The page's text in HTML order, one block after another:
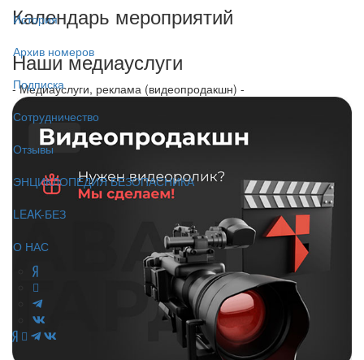
История
Архив номеров
Подписка
Сотрудничество
Отзывы
ЭНЦИКЛОПЕДИЯ БЕЗОПАСНИКА
LEAK-БЕЗ
О НАС
Календарь мероприятий
Наши медиауслуги
- Медиауслуги, реклама (видеопродакшн) -